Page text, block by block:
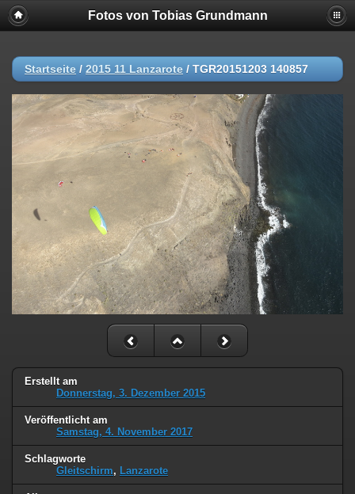
Fotos von Tobias Grundmann
Startseite / 2015 11 Lanzarote / TGR20151203 140857
Erstellt am
Donnerstag, 3. Dezember 2015
Veröffentlicht am
Samstag, 4. November 2017
Schlagworte
Gleitschirm, Lanzarote